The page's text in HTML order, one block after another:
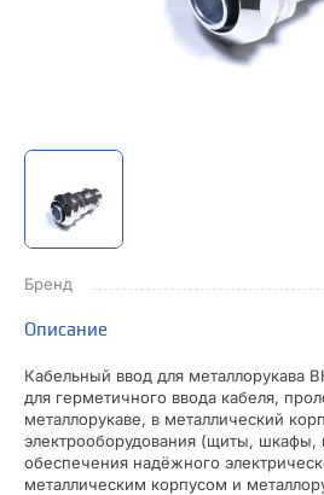
Бренд
Описание
Кабельный ввод для металлорукава
для герметичного ввода кабеля,
металлорукаве, в металлический
электрооборудования (щиты, шкафы,
обеспечения надёжного
металлическим корпусом и